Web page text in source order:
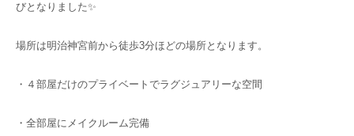
びとなりました✨
場所は明治神宮前から徒歩3分ほどの場所となります。
・４部屋だけのプライベートでラグジュアリーな空間
・全部屋にメイクルーム完備